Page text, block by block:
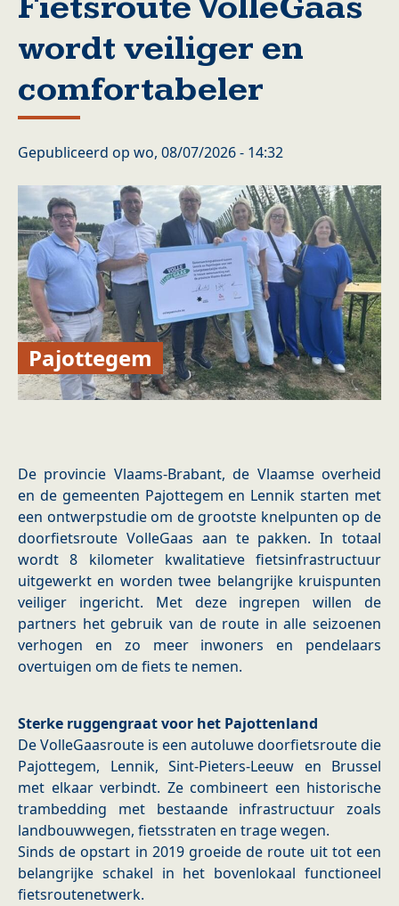
wordt veiliger en
comfortabeler
Gepubliceerd op wo, 08/07/2026 - 14:32
Pajottegem
De provincie Vlaams‑Brabant, de Vlaamse overheid
en de gemeenten Pajottegem en Lennik starten met
een ontwerpstudie om de grootste knelpunten op de
doorfietsroute VolleGaas aan te pakken. In totaal
wordt 8 kilometer kwalitatieve fietsinfrastructuur
uitgewerkt en worden twee belangrijke kruispunten
veiliger ingericht. Met deze ingrepen willen de
partners het gebruik van de route in alle seizoenen
verhogen en zo meer inwoners en pendelaars
overtuigen om de fiets te nemen.
Sterke ruggengraat voor het Pajottenland
De VolleGaasroute is een autoluwe doorfietsroute die
Pajottegem, Lennik, Sint-Pieters-Leeuw en Brussel
met elkaar verbindt. Ze combineert een historische
trambedding met bestaande infrastructuur zoals
landbouwwegen, fietsstraten en trage wegen. ​
​Sinds de opstart in 2019 groeide de route uit tot een
belangrijke schakel in het bovenlokaal functioneel
fietsroutenetwerk.